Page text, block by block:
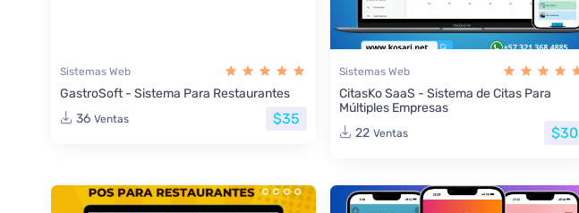
Sistemas Web
GastroSoft - Sistema Para Restaurantes
36 Ventas $35
Sistemas Web
CitasKo SaaS - Sistema de Citas Para
Múltiples Empresas
22 Ventas $30